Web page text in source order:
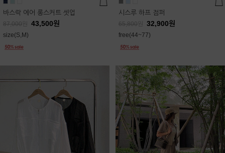
바스락 에어 롱스커트 셋업
87,000 43,500원
size(S,M)
시스루 하프 점퍼
65,800 32,900원
free(44~77)